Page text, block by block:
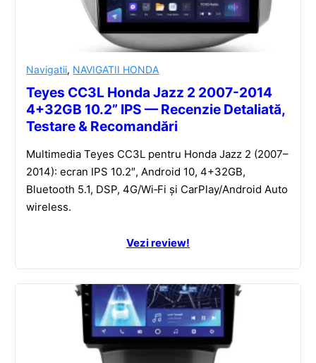
Navigatii, NAVIGATII HONDA
Teyes CC3L Honda Jazz 2 2007-2014
4+32GB 10.2” IPS — Recenzie Detaliată,
Testare & Recomandări
Multimedia Teyes CC3L pentru Honda Jazz 2 (2007–
2014): ecran IPS 10.2″, Android 10, 4+32GB,
Bluetooth 5.1, DSP, 4G/Wi‑Fi și CarPlay/Android Auto
wireless.
Vezi review!